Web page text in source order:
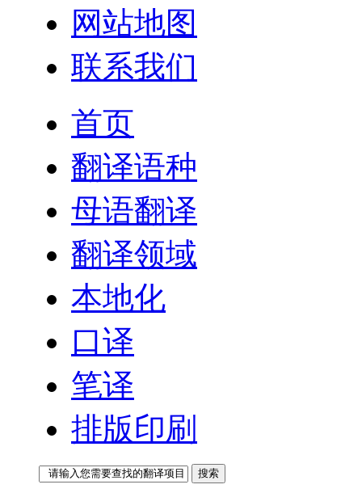
网站地图
联系我们
首页
翻译语种
母语翻译
翻译领域
本地化
口译
笔译
排版印刷